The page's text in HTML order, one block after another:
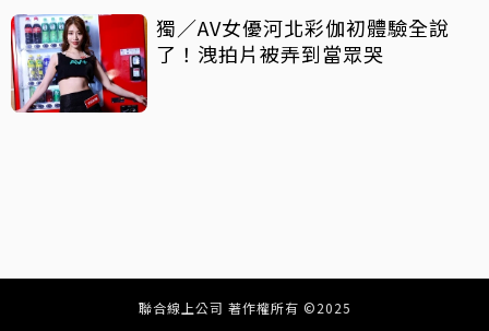
獨／AV女優河北彩伽初體驗全說
了！洩拍片被弄到當眾哭
聯合線上公司 著作權所有 ©2025